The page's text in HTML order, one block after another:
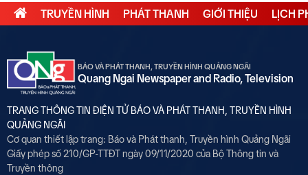
TRUYỀN HÌNH PHÁT THANH GIỚI THIỆU LỊCH
BÁO VÀ PHÁT THANH, TRUYỀN HÌNH QUẢNG NGÃI
Quang Ngai Newspaper and Radio, Television
TRANG THÔNG TIN ĐIỆN TỬ BÁO VÀ PHÁT THANH, TRUYỀN HÌNH
QUẢNG NGÃI
Cơ quan thiết lập trang: Báo và Phát thanh, Truyền hình Quảng Ngãi
Giấy phép số 210/GP-TTĐT ngày 09/11/2020 của Bộ Thông tin và
Truyền thông